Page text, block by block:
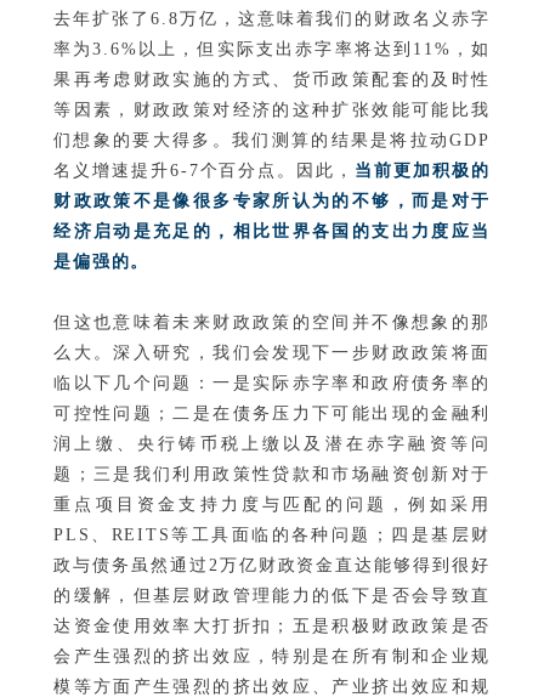
去年扩张了6.8万亿，这意味着我们的财政名义赤字
率为3.6%以上，但实际支出赤字率将达到11%，如
果再考虑财政实施的方式、货币政策配套的及时性
等因素，财政政策对经济的这种扩张效能可能比我
们想象的要大得多。我们测算的结果是将拉动GDP
名义增速提升6-7个百分点。因此， 当前更加积极的
财政政策不是像很多专家所认为的不够，而是对于
经济启动是充足的，相比世界各国的支出力度应当
是偏强的。
但这也意味着未来财政政策的空间并不像想象的那
么大。深入研究，我们会发现下一步财政政策将面
临以下几个问题：一是实际赤字率和政府债务率的
可控性问题；二是在债务压力下可能出现的金融利
润上缴、央行铸币税上缴以及潜在赤字融资等问
题；三是我们利用政策性贷款和市场融资创新对于
重点项目资金支持力度与匹配的问题，例如采用
PLS、REITS等工具面临的各种问题；四是基层财
政与债务虽然通过2万亿财政资金直达能够得到很好
的缓解，但基层财政管理能力的低下是否会导致直
达资金使用效率大打折扣；五是积极财政政策是否
会产生强烈的挤出效应，特别是在所有制和企业规
模等方面产生强烈的挤出效应、产业挤出效应和规